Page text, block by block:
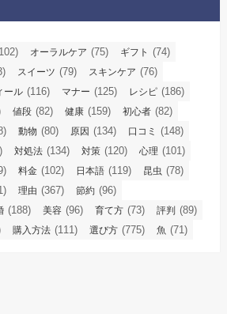
オーラルケア (75) ギフト (74)
スイーツ (79) スキンケア (76)
ール (116) マナー (125) レシピ (186)
値段 (82) 健康 (159) 初心者 (82)
動物 (80) 原因 (134) 口コミ (148)
対処法 (134) 対策 (120) 心理 (101)
料金 (102) 日本語 (119) 昆虫 (78)
理由 (367) 節約 (96)
(188) 美容 (96) 育て方 (73) 評判 (89)
購入方法 (111) 選び方 (775) 魚 (71)